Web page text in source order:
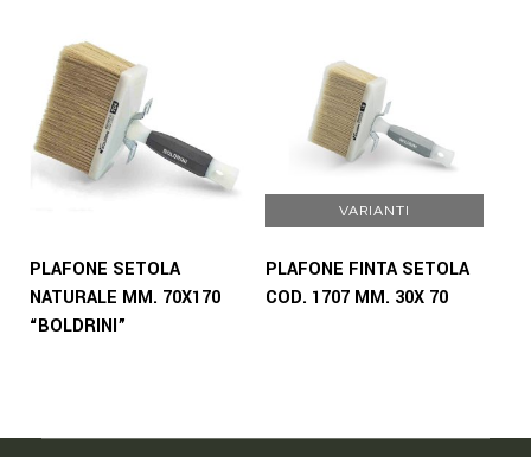
PLAFONE SETOLA
NATURALE MM. 70X170
“BOLDRINI”
VARIANTI
PLAFONE FINTA SETOLA
COD. 1707 MM. 30X 70